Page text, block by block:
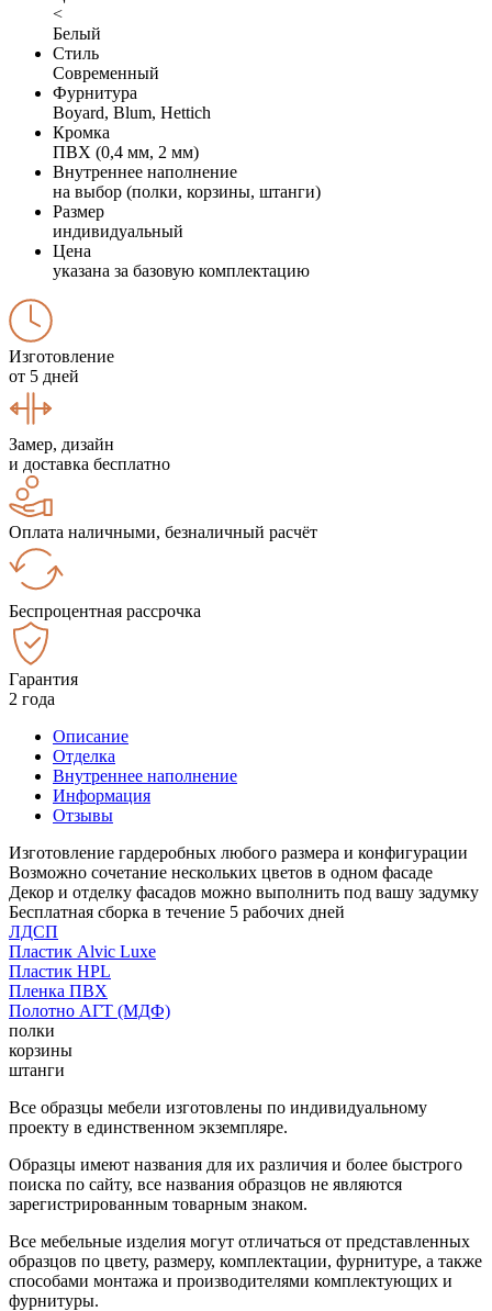
<
Белый
Стиль
Современный
Фурнитура
Boyard, Blum, Hettich
Кромка
ПВХ (0,4 мм, 2 мм)
Внутреннее наполнение
на выбор (полки, корзины, штанги)
Размер
индивидуальный
Цена
указана за базовую комплектацию
Изготовление
от 5 дней
Замер, дизайн
и доставка бесплатно
Оплата наличными, безналичный расчёт
Беспроцентная рассрочка
Гарантия
2 года
Описание
Отделка
Внутреннее наполнение
Информация
Отзывы
Изготовление гардеробных любого размера и конфигурации
Возможно сочетание нескольких цветов в одном фасаде
Декор и отделку фасадов можно выполнить под вашу задумку
Бесплатная сборка в течение 5 рабочих дней
ЛДСП
Пластик Alvic Luxe
Пластик HPL
Пленка ПВХ
Полотно АГТ (МДФ)
полки
корзины
штанги
Все образцы мебели изготовлены по индивидуальному
проекту в единственном экземпляре.
Образцы имеют названия для их различия и более быстрого
поиска по сайту, все названия образцов не являются
зарегистрированным товарным знаком.
Все мебельные изделия могут отличаться от представленных
образцов по цвету, размеру, комплектации, фурнитуре, а также
способами монтажа и производителями комплектующих и
фурнитуры.